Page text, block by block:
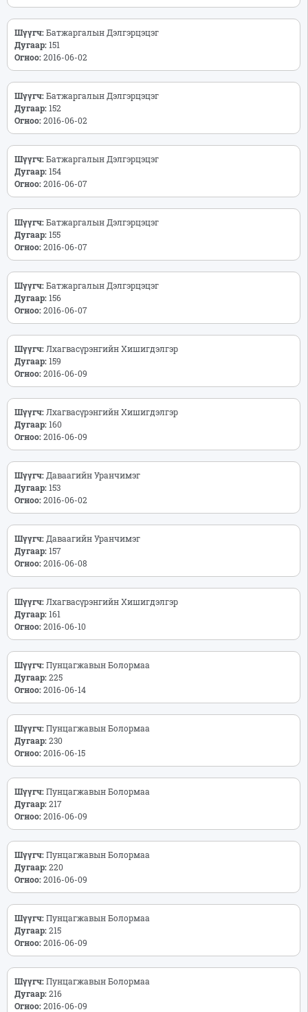
Шүүгч:Батжаргалын Дэлгэрцэцэг
Дугаар:151
Огноо:2016-06-02
Шүүгч:Батжаргалын Дэлгэрцэцэг
Дугаар:152
Огноо:2016-06-02
Шүүгч:Батжаргалын Дэлгэрцэцэг
Дугаар:154
Огноо:2016-06-07
Шүүгч:Батжаргалын Дэлгэрцэцэг
Дугаар:155
Огноо:2016-06-07
Шүүгч:Батжаргалын Дэлгэрцэцэг
Дугаар:156
Огноо:2016-06-07
Шүүгч: Лхагвасүрэнгийн Хишигдэлгэр
Дугаар:159
Огноо:2016-06-09
Шүүгч: Лхагвасүрэнгийн Хишигдэлгэр
Дугаар:160
Огноо:2016-06-09
Шүүгч: Даваагийн Уранчимэг
Дугаар:153
Огноо:2016-06-02
Шүүгч: Даваагийн Уранчимэг
Дугаар:157
Огноо:2016-06-08
Шүүгч: Лхагвасүрэнгийн Хишигдэлгэр
Дугаар:161
Огноо:2016-06-10
Шүүгч:Пунцагжавын Болормаа
Дугаар:225
Огноо:2016-06-14
Шүүгч:Пунцагжавын Болормаа
Дугаар:230
Огноо:2016-06-15
Шүүгч:Пунцагжавын Болормаа
Дугаар:217
Огноо:2016-06-09
Шүүгч:Пунцагжавын Болормаа
Дугаар:220
Огноо:2016-06-09
Шүүгч:Пунцагжавын Болормаа
Дугаар:215
Огноо:2016-06-09
Шүүгч:Пунцагжавын Болормаа
Дугаар:216
Огноо:2016-06-09